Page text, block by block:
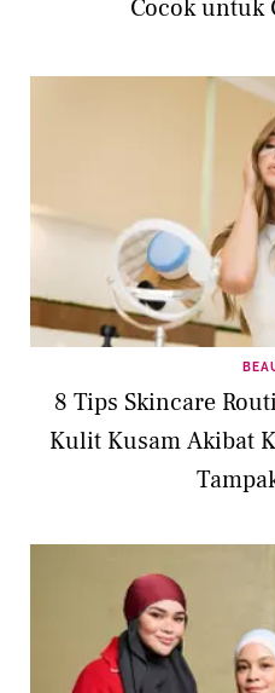
Cocok untuk
8 Tips Skincare
Kulit Kusam Akibat